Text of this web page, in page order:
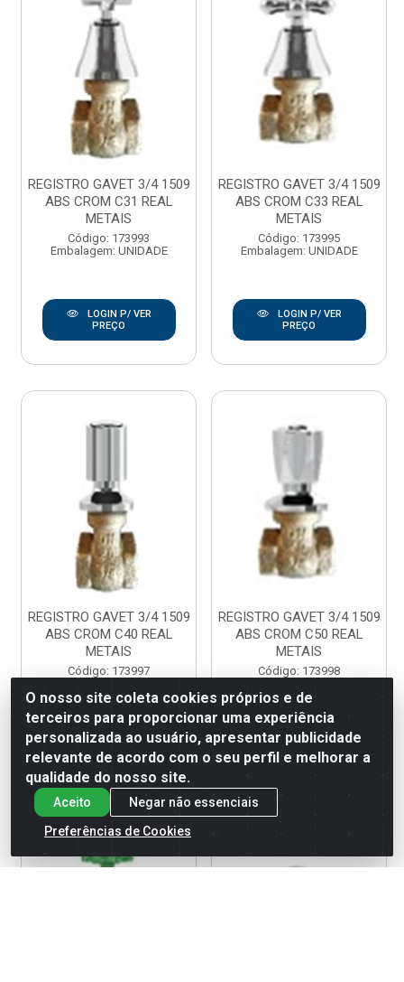
REGISTRO GAVET 3/4 1509
ABS CROM C31 REAL
METAIS
Código: 173993
Embalagem: UNIDADE
LOGIN P/ VER
PREÇO
REGISTRO GAVET 3/4 1509
ABS CROM C33 REAL
METAIS
Código: 173995
Embalagem: UNIDADE
LOGIN P/ VER
PREÇO
REGISTRO GAVET 3/4 1509
ABS CROM C40 REAL
METAIS
Código: 173997
LOGIN P/ VER
PREÇO
REGISTRO GAVET 3/4 1509
ABS CROM C50 REAL
METAIS
Código: 173998
LOGIN P/ VER
PREÇO
O nosso site coleta cookies próprios e de
terceiros para proporcionar uma experiência
personalizada ao usuário, apresentar publicidade
relevante de acordo com o seu perfil e melhorar a
qualidade do nosso site.
Aceito
Negar não essenciais
Preferências de Cookies